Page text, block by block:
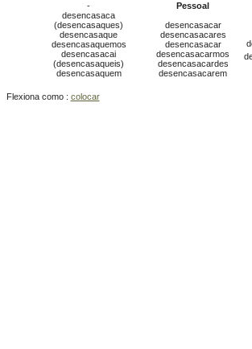
-
desencasaca
(desencasaques)
desencasaque
desencasaquemos
desencasacai
(desencasaqueis)
desencasaquem
Pessoal
desencasacar
desencasacares
desencasacar
desencasacarmos
desencasacardes
desencasacarem
Flexiona como : colocar